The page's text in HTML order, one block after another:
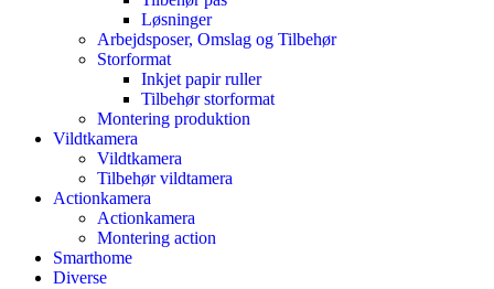
Løsninger
Arbejdsposer, Omslag og Tilbehør
Storformat
Inkjet papir ruller
Tilbehør storformat
Montering produktion
Vildtkamera
Vildtkamera
Tilbehør vildtamera
Actionkamera
Actionkamera
Montering action
Smarthome
Diverse